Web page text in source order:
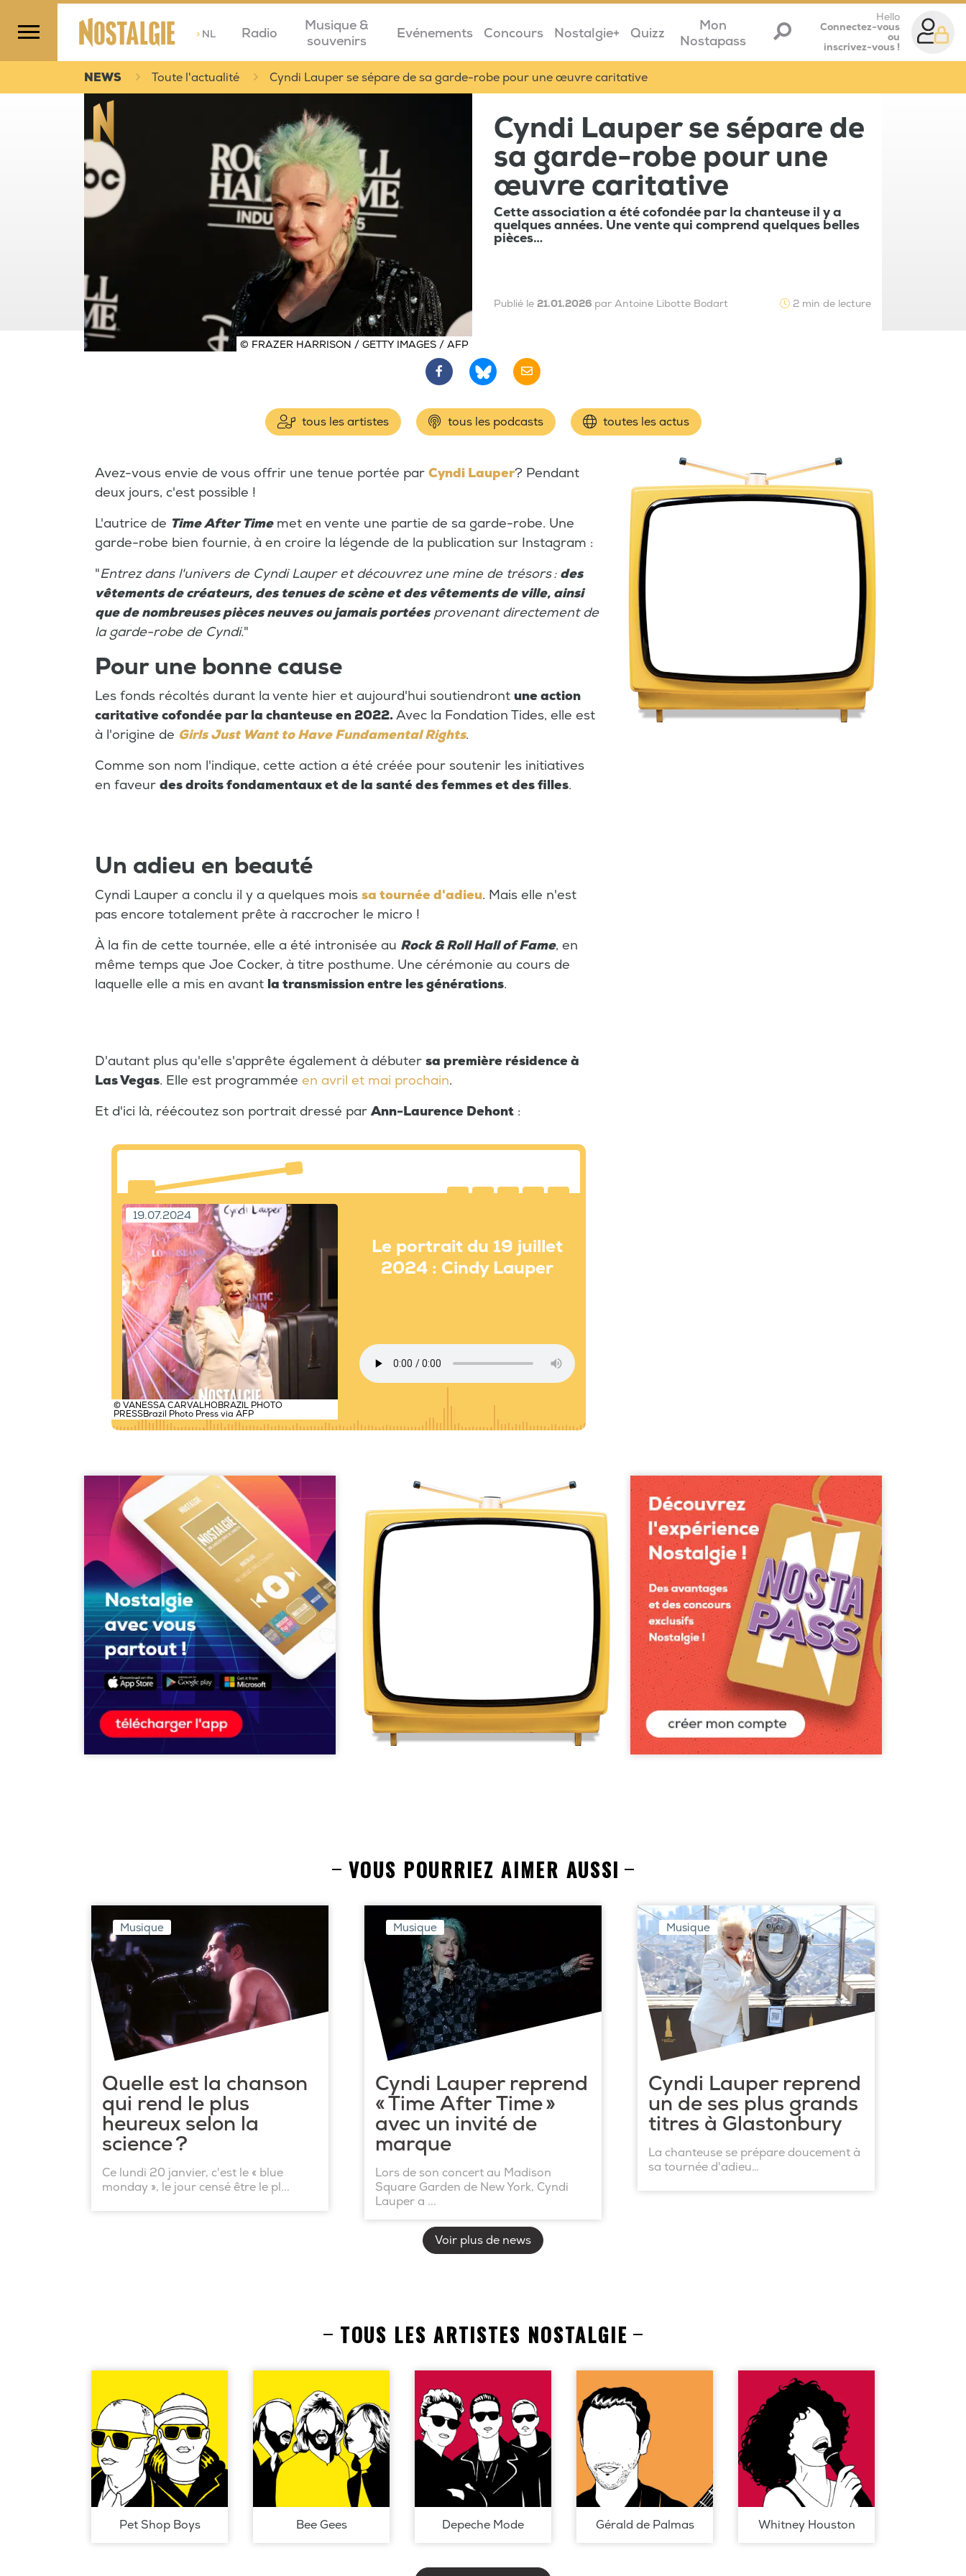
>NL Radio
Musique &
souvenirs
Evénements Concours Nostalgie+ Quizz
Mon
Nostapass
Hello
Connectez-vous
ou
inscrivez-vous !
NEWS Toute l'actualité Cyndi Lauper se sépare de sa garde-robe pour une œuvre caritative
© FRAZER HARRISON / GETTY IMAGES / AFP
Cyndi Lauper se sépare de
sa garde-robe pour une
œuvre caritative
Cette association a été cofondée par la chanteuse il y a
quelques années. Une vente qui comprend quelques belles
pièces…
Publié le 21.01.2026 par Antoine Libotte Bodart 2 min de lecture
tous les artistes tous les podcasts toutes les actus
Avez-vous envie de vous offrir une tenue portée par Cyndi Lauper? Pendant
deux jours, c'est possible !
L'autrice de Time After Timemet en vente une partie de sa garde-robe. Une
garde-robe bien fournie, à en croire la légende de la publication sur Instagram :
"Entrez dans l'univers de Cyndi Lauper et découvrez une mine de trésors : des
vêtements de créateurs, des tenues de scène et des vêtements de ville, ainsi
que de nombreuses pièces neuves ou jamais portéesprovenant directement de
la garde-robe de Cyndi."
Pour une bonne cause
Les fonds récoltés durant la vente hier et aujourd'hui soutiendront une action
caritative cofondée par la chanteuse en 2022.Avec la Fondation Tides, elle est
à l'origine de Girls Just Want to Have Fundamental Rights.
Comme son nom l'indique, cette action a été créée pour soutenir les initiatives
en faveur des droits fondamentaux et de la santé des femmes et des filles.
Un adieu en beauté
Cyndi Lauper a conclu il y a quelques mois sa tournée d'adieu. Mais elle n'est
pas encore totalement prête à raccrocher le micro !
À la fin de cette tournée, elle a été intronisée au Rock & Roll Hall of Fame, en
même temps que Joe Cocker, à titre posthume. Une cérémonie au cours de
laquelle elle a mis en avant la transmission entre les générations.
D'autant plus qu'elle s'apprête également à débuter sa première résidence à
Las Vegas. Elle est programmée en avril et mai prochain.
Et d'ici là, réécoutez son portrait dressé par Ann-Laurence Dehont :
© VANESSA CARVALHOBRAZIL PHOTO
PRESSBrazil Photo Press via AFP
19.07.2024
Le portrait du 19 juillet
2024 : Cindy Lauper
VOUS POURRIEZ AIMER AUSSI
Musique
Quelle est la chanson
qui rend le plus
heureux selon la
science ?
Ce lundi 20 janvier, c'est le « blue
monday », le jour censé être le pl...
Musique
Cyndi Lauper reprend
« Time After Time »
avec un invité de
marque
Lors de son concert au Madison
Square Garden de New York, Cyndi
Lauper a ...
Musique
Cyndi Lauper reprend
un de ses plus grands
titres à Glastonbury
La chanteuse se prépare doucement à
sa tournée d'adieu…
Voir plus de news
TOUS LES ARTISTES NOSTALGIE
Pet Shop Boys Bee Gees Depeche Mode Gérald de Palmas Whitney Houston